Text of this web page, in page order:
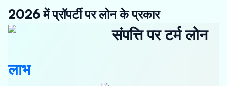
2026 में प्रॉपर्टी पर लोन के प्रकार
संपत्ति पर टर्म लोन
लाभ